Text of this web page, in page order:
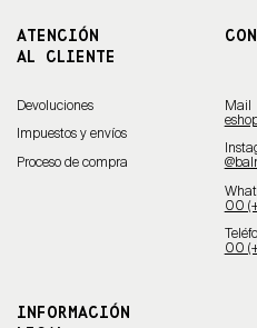
ATENCIÓN
AL CLIENTE
Devoluciones
Impuestos y envíos
Proceso de compra
INFORMACIÓN
Mail
00
00